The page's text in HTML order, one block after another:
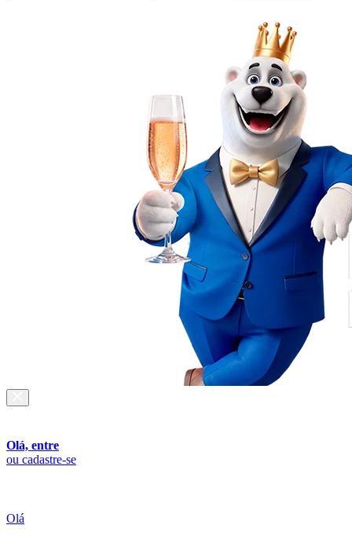
Olá, entre
ou cadastre-se
Olá